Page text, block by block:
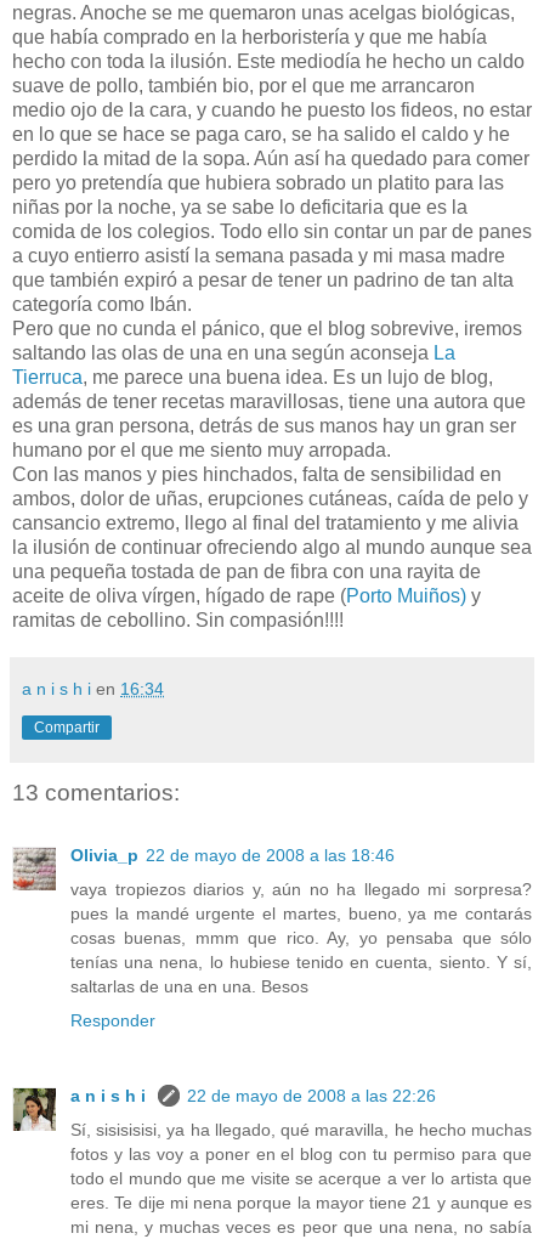
negras. Anoche se me quemaron unas acelgas biológicas,
que había comprado en la herboristería y que me había
hecho con toda la ilusión. Este mediodía he hecho un caldo
suave de pollo, también bio, por el que me arrancaron
medio ojo de la cara, y cuando he puesto los fideos, no estar
en lo que se hace se paga caro, se ha salido el caldo y he
perdido la mitad de la sopa. Aún así ha quedado para comer
pero yo pretendía que hubiera sobrado un platito para las
niñas por la noche, ya se sabe lo deficitaria que es la
comida de los colegios. Todo ello sin contar un par de panes
a cuyo entierro asistí la semana pasada y mi masa madre
que también expiró a pesar de tener un padrino de tan alta
categoría como Ibán.
Pero que no cunda el pánico, que el blog sobrevive, iremos
saltando las olas de una en una según aconseja La
Tierruca, me parece una buena idea. Es un lujo de blog,
además de tener recetas maravillosas, tiene una autora que
es una gran persona, detrás de sus manos hay un gran ser
humano por el que me siento muy arropada.
Con las manos y pies hinchados, falta de sensibilidad en
ambos, dolor de uñas, erupciones cutáneas, caída de pelo y
cansancio extremo, llego al final del tratamiento y me alivia
la ilusión de continuar ofreciendo algo al mundo aunque sea
una pequeña tostada de pan de fibra con una rayita de
aceite de oliva vírgen, hígado de rape (Porto Muiños) y
ramitas de cebollino. Sin compasión!!!!
a n i s h i en 16:34
Compartir
13 comentarios:
Olivia_p 22 de mayo de 2008 a las 18:46
vaya tropiezos diarios y, aún no ha llegado mi sorpresa?
pues la mandé urgente el martes, bueno, ya me contarás
cosas buenas, mmm que rico. Ay, yo pensaba que sólo
tenías una nena, lo hubiese tenido en cuenta, siento. Y sí,
saltarlas de una en una. Besos
Responder
a n i s h i
22 de mayo de 2008 a las 22:26
Sí, sisisisisi, ya ha llegado, qué maravilla, he hecho muchas
fotos y las voy a poner en el blog con tu permiso para que
todo el mundo que me visite se acerque a ver lo artista que
eres. Te dije mi nena porque la mayor tiene 21 y aunque es
mi nena, y muchas veces es peor que una nena, no sabía